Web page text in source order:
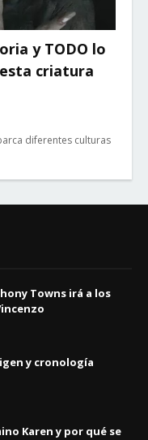
y TODO lo
criatura
diferentes culturas
Towns irá a los
y cronología
Karen y por qué se